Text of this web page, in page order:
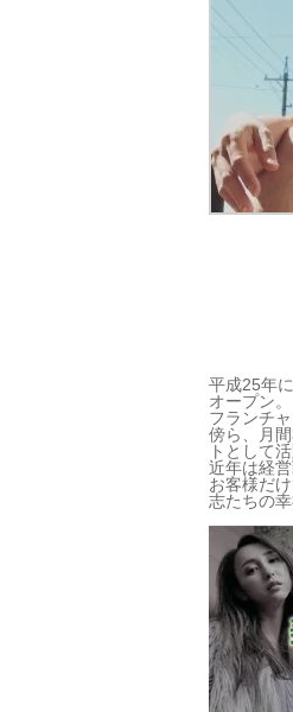
平成25年
オープン。
フランチ
傍ら、月
トとして活
近年は経
お客様だ
志たちの